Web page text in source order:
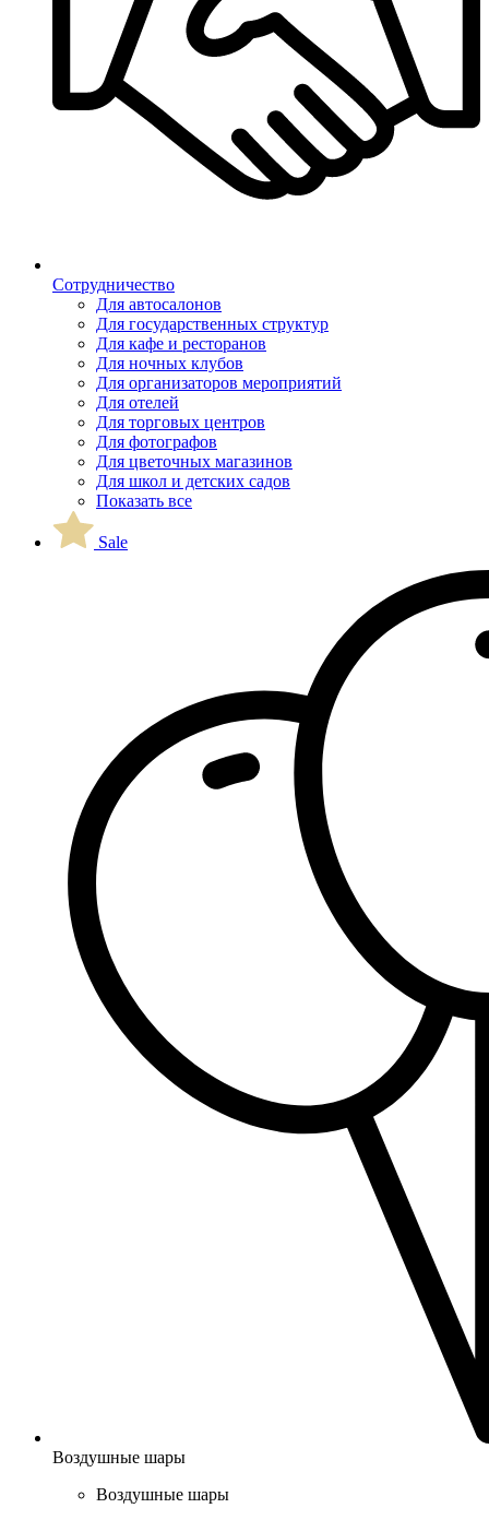
Сотрудничество
Для автосалонов
Для государственных структур
Для кафе и ресторанов
Для ночных клубов
Для организаторов мероприятий
Для отелей
Для торговых центров
Для фотографов
Для цветочных магазинов
Для школ и детских садов
Показать все
Sale
Воздушные шары
Воздушные шары